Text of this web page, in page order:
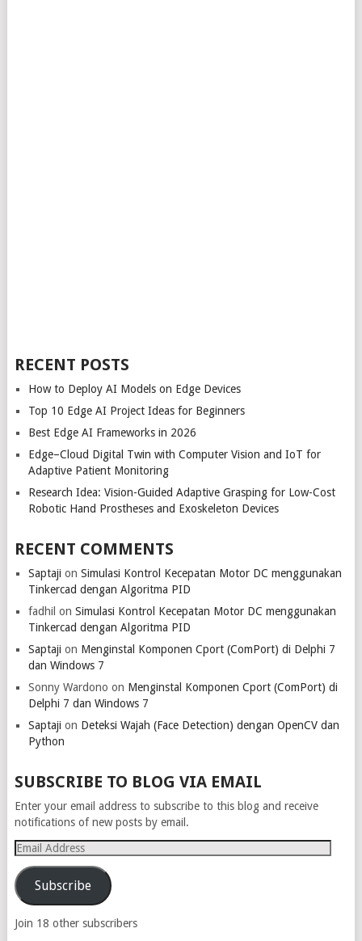
RECENT POSTS
How to Deploy AI Models on Edge Devices
Top 10 Edge AI Project Ideas for Beginners
Best Edge AI Frameworks in 2026
Edge–Cloud Digital Twin with Computer Vision and IoT for
Adaptive Patient Monitoring
Research Idea: Vision-Guided Adaptive Grasping for Low-Cost
Robotic Hand Prostheses and Exoskeleton Devices
RECENT COMMENTS
Saptaji on Simulasi Kontrol Kecepatan Motor DC menggunakan
Tinkercad dengan Algoritma PID
fadhil on Simulasi Kontrol Kecepatan Motor DC menggunakan
Tinkercad dengan Algoritma PID
Saptaji on Menginstal Komponen Cport (ComPort) di Delphi 7
dan Windows 7
Sonny Wardono on Menginstal Komponen Cport (ComPort) di
Delphi 7 dan Windows 7
Saptaji on Deteksi Wajah (Face Detection) dengan OpenCV dan
Python
SUBSCRIBE TO BLOG VIA EMAIL
Enter your email address to subscribe to this blog and receive
notifications of new posts by email.
Email
Address
Subscribe
Join 18 other subscribers